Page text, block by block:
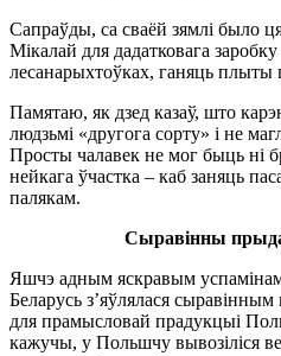
Сапраўды, са сваёй зямлі было
Мікалай для дадатковага
лесанарыхтоўках, ганяць плыты
Памятаю, як дзед казаў, што
людзьмі «другога сорту» і не
Просты чалавек не мог быць ні
нейкага ўчастка – каб заняць
палякам.
Сыравінны
Яшчэ адным яскравым
Беларусь з’яўлялася
для прамысловай прадукцыі
кажучы, у Польшчу вывозіліся